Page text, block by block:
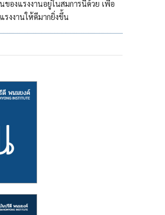
องแรงงานอยู่ในสมการนี้ด้วย เพื่อ
รงงานให้ดีมากยิ่งขึ้น